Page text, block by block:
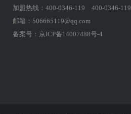
加盟热线：400-0346-119 400-0346-119
邮箱：506665119@qq.com
备案号： 京ICP备14007488号-4